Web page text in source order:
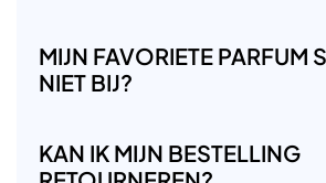
MIJN FAVORIETE PARFUM
NIET BIJ?
KAN IK MIJN BESTELLING